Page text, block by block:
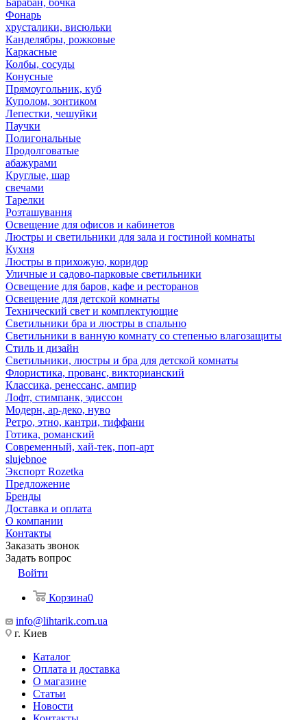
Барабан, бочка
Фонарь
хрусталики, висюльки
Канделябры, рожковые
Каркасные
Колбы, сосуды
Конусные
Прямоугольник, куб
Куполом, зонтиком
Лепестки, чешуйки
Паучки
Полигональные
Продолговатые
абажурами
Круглые, шар
свечами
Тарелки
Розташування
Освещение для офисов и кабинетов
Люстры и светильники для зала и гостиной комнаты
Кухня
Люстры в прихожую, коридор
Уличные и садово-парковые светильники
Освещение для баров, кафе и ресторанов
Освещение для детской комнаты
Технический свет и комплектующие
Светильники бра и люстры в спальню
Светильники в ванную комнату со степенью влагозащиты
Стиль и дизайн
Светильники, люстры и бра для детской комнаты
Флористика, прованс, викторианский
Классика, ренессанс, ампир
Лофт, стимпанк, эдиссон
Модерн, ар-деко, нуво
Ретро, этно, кантри, тиффани
Готика, романский
Современный, хай-тек, поп-арт
slujebnoe
Экспорт Rozetka
Предложение
Бренды
Доставка и оплата
О компании
Контакты
Заказать звонок
Задать вопрос
Войти
Корзина0
info@lihtarik.com.ua
г. Киев
Каталог
Оплата и доставка
О магазине
Статьи
Новости